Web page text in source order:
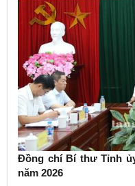
Đồng chí Bí thư Tỉnh
năm 2026